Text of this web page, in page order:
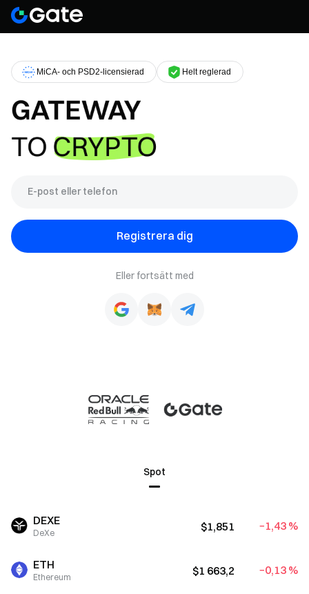
MiCA- och PSD2-licensierad Helt reglerad
Registrera dig
Eller fortsätt med
Spot
DEXE
DeXe $1,851 −1,43 %
ETH
Ethereum $1 663,2 −0,13 %